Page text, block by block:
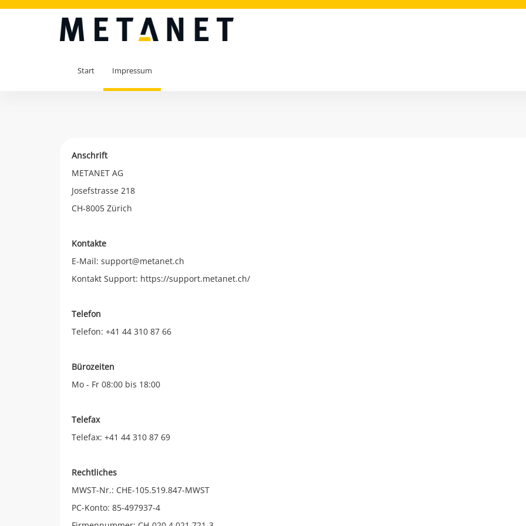
Start Impressum
Anschrift
METANET AG
Josefstrasse 218
CH-8005 Zürich
Kontakte
E-Mail: support@metanet.ch
Kontakt Support: https://support.metanet.ch/
Telefon
Telefon: +41 44 310 87 66
Bürozeiten
Mo - Fr 08:00 bis 18:00
Telefax
Telefax: +41 44 310 87 69
Rechtliches
MWST-Nr.: CHE-105.519.847-MWST
PC-Konto: 85-497937-4